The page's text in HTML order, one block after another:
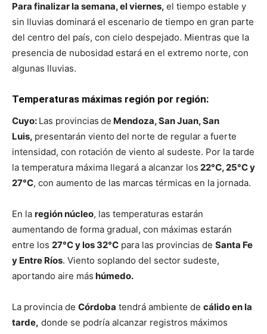
Para finalizar la semana, el viernes, el tiempo estable y
sin lluvias dominará el escenario de tiempo en gran parte
del centro del país, con cielo despejado. Mientras que la
presencia de nubosidad estará en el extremo norte, con
algunas lluvias.
Temperaturas máximas región por región:
Cuyo: Las provincias de Mendoza, San Juan, San
Luis, presentarán viento del norte de regular a fuerte
intensidad, con rotación de viento al sudeste. Por la tarde
la temperatura máxima llegará a alcanzar los 22°C, 25°C y
27°C, con aumento de las marcas térmicas en la jornada.
En la región núcleo, las temperaturas estarán
aumentando de forma gradual, con máximas estarán
entre los 27°C y los 32°C para las provincias de Santa Fe
y Entre Ríos. Viento soplando del sector sudeste,
aportando aire más húmedo.
La provincia de Córdoba tendrá ambiente de cálido en la
tarde, donde se podría alcanzar registros máximos